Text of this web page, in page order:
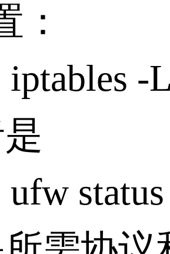
：
iptables -
ufw status